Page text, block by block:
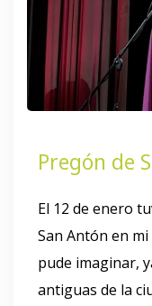
Pregón de
El 12 de enero
San Antón en
pude imaginar,
antiguas de la